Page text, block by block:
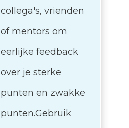
collega's, vrienden
of mentors om
eerlijke feedback
over je sterke
punten en zwakke
punten.Gebruik